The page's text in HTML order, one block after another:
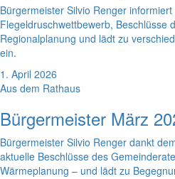
Bürgermeister Silvio Renger
Flegeldruschwettbewerb, Beschlüsse
Regionalplanung und lädt zu
ein.
1. April 2026
Aus dem Rathaus
Bürgermeister März
Bürgermeister Silvio Renger dankt
aktuelle Beschlüsse des
Wärmeplanung – und lädt zu